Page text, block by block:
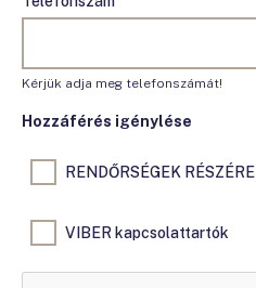
Kérjük adja meg telefonszámát!
Hozzáférés igénylése
RENDŐRSÉGEK RÉSZÉRE
VIBER kapcsolattartók